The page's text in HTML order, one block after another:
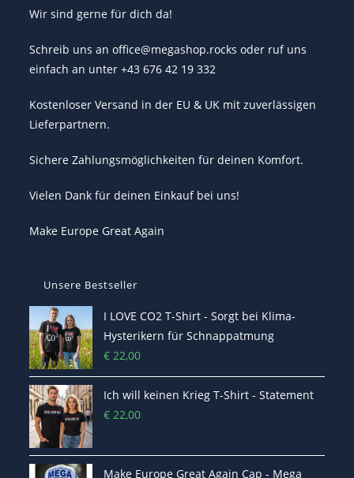
Wir sind gerne für dich da!
Schreib uns an office@megashop.rocks oder ruf uns
einfach an unter +43 676 42 19 332
Kostenloser Versand in der EU & UK mit zuverlässigen
Lieferpartnern.
Sichere Zahlungsmöglichkeiten für deinen Komfort.
Vielen Dank für deinen Einkauf bei uns!
Make Europe Great Again
Unsere Bestseller
I LOVE CO2 T-Shirt - Sorgt bei Klima-
Hysterikern für Schnappatmung
€ 22,00
Ich will keinen Krieg T-Shirt - Statement
€ 22,00
Make Europe Great Again Cap - Mega